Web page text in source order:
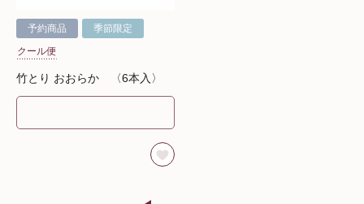
予約商品
季節限定
クール便
竹とり おおらか 〈6本入〉